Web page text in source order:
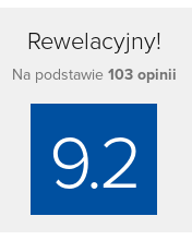
Rewelacyjny!
Na podstawie 103 opinii
9.2